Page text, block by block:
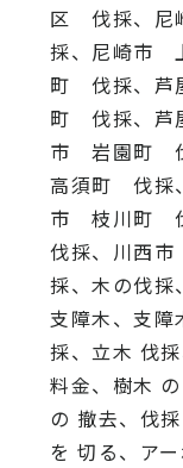
区 伐採、
採、尼崎市
町 伐採、芦
町 伐採、芦
市 岩園町
高須町 伐採
市 枝川町
伐採、川西
採、木の伐採
支障木、支障
採、立木 伐
料金、樹木
の 撤去、伐
を 切る、ア